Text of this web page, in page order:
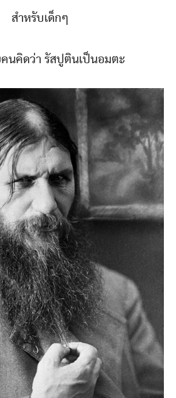
สำหรับเด็กๆ
นคิดว่า รัสปูตินเป็นอมตะ